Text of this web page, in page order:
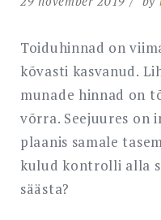
Toiduhinnad on
kõvasti kasvanud.
munade hinnad on
võrra. Seejuures on
plaanis samale
kulud kontrolli alla
säästa?